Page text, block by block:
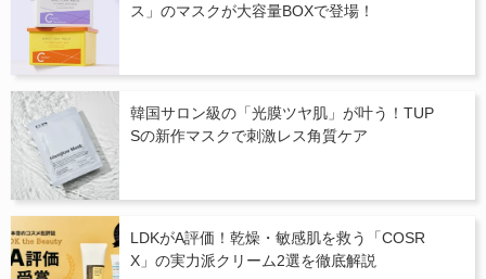
ス」のマスクが大容量BOXで登場！
韓国サロン級の「光膜ツヤ肌」が叶う！TUP
Sの新作マスクで刺激レス角質ケア
LDKがA評価！乾燥・敏感肌を救う「COSR
X」の実力派クリーム2選を徹底解説